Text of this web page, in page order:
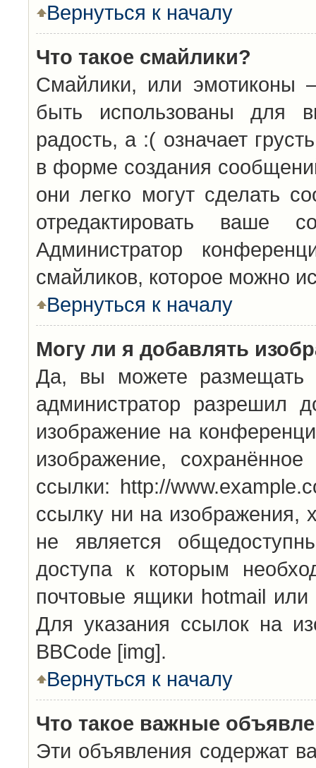
Вернуться к началу
Что такое смайлики?
Смайлики, или эмотиконы
быть использованы для
радость, а :( означает
в форме создания
они легко могут сделать
отредактировать ваше
Администратор
смайликов, которое можно
Вернуться к началу
Могу ли я добавлять
Да, вы можете размещать
администратор разрешил
изображение на
изображение,
ссылки: http://
ссылку ни на
не является
доступа к которым
почтовые ящики hotmail
Для указания ссылок на
BBCode [img].
Вернуться к началу
Что такое важные
Эти объявления содержат